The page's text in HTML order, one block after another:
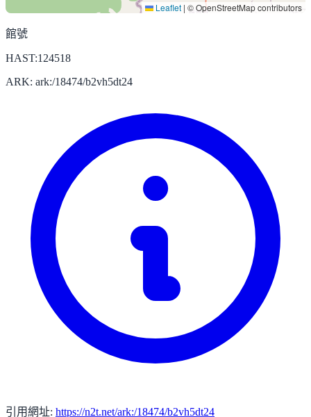
Leaflet | © OpenStreetMap contributors
館號
HAST:124518
ARK: ark:/18474/b2vh5dt24
引用網址: https://n2t.net/ark:/18474/b2vh5dt24